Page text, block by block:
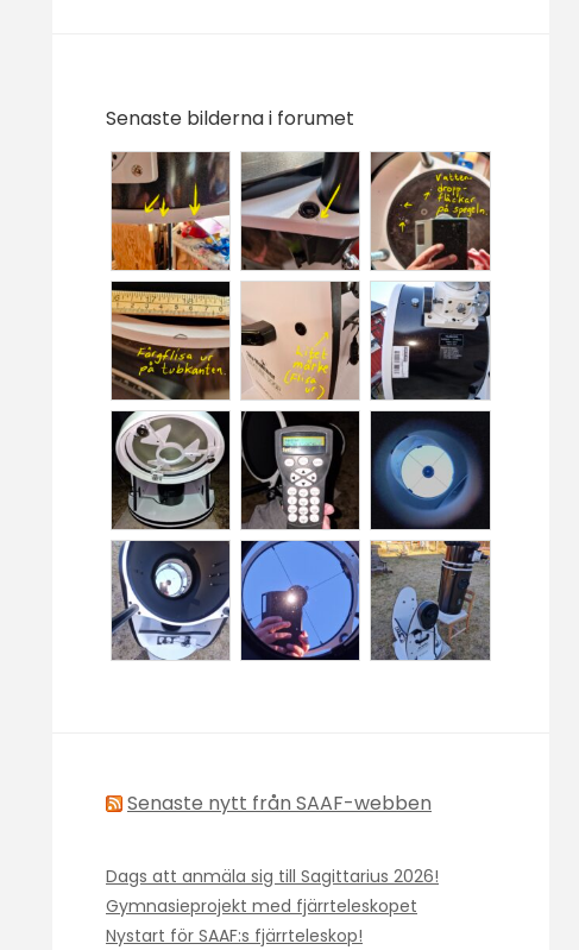
Senaste bilderna i forumet
Senaste nytt från SAAF-webben
Dags att anmäla sig till Sagittarius 2026!
Gymnasieprojekt med fjärrteleskopet
Nystart för SAAF:s fjärrteleskop!